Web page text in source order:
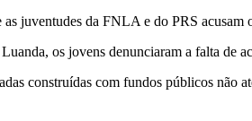
juventudes da FNLA e do PRS
os jovens denunciaram a falta de
construídas com fundos públicos não